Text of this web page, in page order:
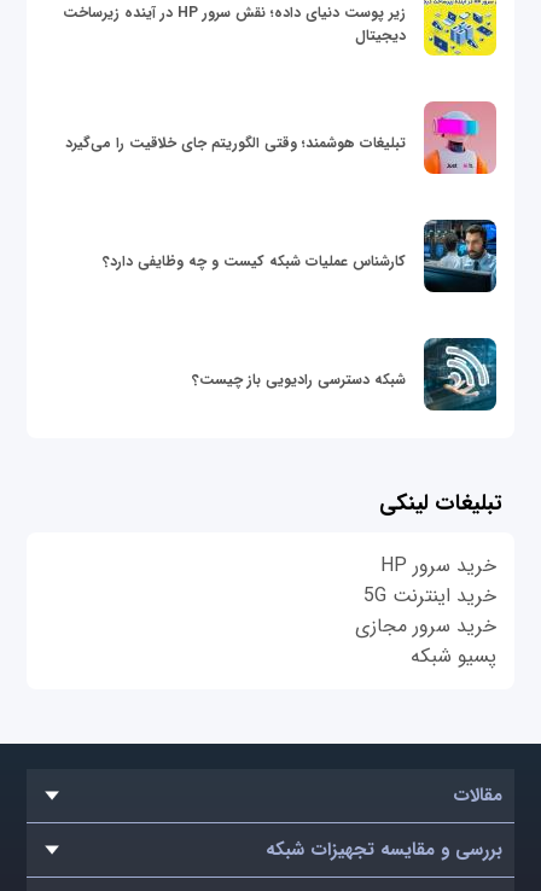
زیر پوست دنیای داده؛ نقش سرور HP در آینده زیرساخت
دیجیتال
تبلیغات هوشمند؛ وقتی الگوریتم جای خلاقیت را می‌گیرد
کارشناس عملیات شبکه کیست و چه وظایفی دارد؟
شبکه دسترسی رادیویی باز چیست؟
تبلیغات لینکی
خرید سرور HP
خرید اینترنت 5G
خرید سرور مجازی
پسیو شبکه
مقالات
بررسی و مقایسه تجهیزات شبکه